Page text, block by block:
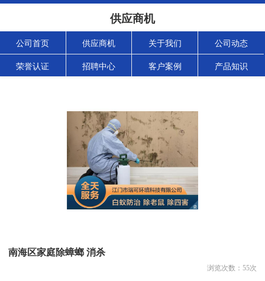
供应商机
公司首页 供应商机 关于我们 公司动态
荣誉认证 招聘中心 客户案例 产品知识
南海区家庭除蟑螂 消杀
浏览次数： 55次